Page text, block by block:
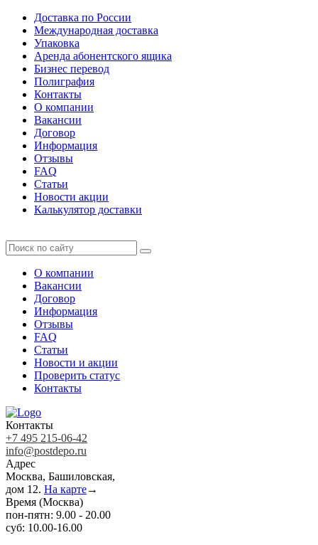
Доставка по России
Международная доставка
Упаковка
Аренда абонентского ящика
Бизнес перевод
Полиграфия
Контакты
О компании
Вакансии
Договор
Информация
Отзывы
FAQ
Статьи
Новости акции
Калькулятор доставки
О компании
Вакансии
Договор
Информация
Отзывы
FAQ
Статьи
Новости и акции
Проверить статус
Контакты
Контакты
+7 495 215-06-42
info@postdepo.ru
Адрес
Москва, Башиловская,
дом 12. На карте→
Время (Москва)
пон-пятн: 9.00 - 20.00
суб: 10.00-16.00